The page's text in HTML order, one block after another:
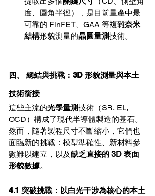
度、圓角半徑），是目前量產中最
可靠的 FinFET、GAA 等複雜奈米
結構形貌測量的晶圓量測技術。
四、 總結與挑戰：3D 形貌測量與本土
技術銜接
這些主流的光學量測技術（SR, EL,
OCD）構成了現代半導體製造的基石。
然而，隨著製程尺寸不斷縮小，它們也
面臨新的挑戰：模型準確性、新材料參
數難以建立，以及缺乏直接的 3D 表面
形貌數據。
4.1 突破挑戰：以白光干涉為核心的本土